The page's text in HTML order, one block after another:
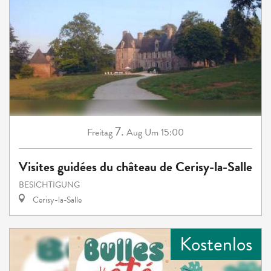
Freitag7. Aug Um 15:00
Visites guidées du château de Cerisy-la-Salle
BESICHTIGUNG
Cerisy-la-Salle
Kostenlos